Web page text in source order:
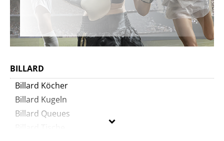
BILLARD
Billard Köcher
Billard Kugeln
Billard Queues